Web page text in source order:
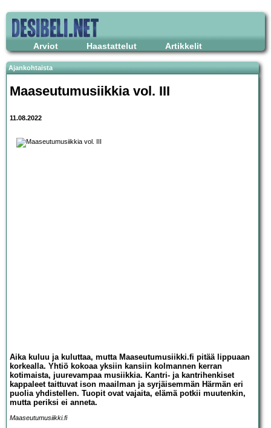
Arviot Haastattelut Artikkelit
Ajankohtaista
Maaseutumusiikkia vol. III
11.08.2022
Aika kuluu ja kuluttaa, mutta Maaseutumusiikki.fi pitää lippuaan
korkealla. Yhtiö kokoaa yksiin kansiin kolmannen kerran
kotimaista, juurevampaa musiikkia. Kantri- ja kantrihenkiset
kappaleet taittuvat ison maailman ja syrjäisemmän Härmän eri
puolia yhdistellen. Tuopit ovat vajaita, elämä potkii muutenkin,
mutta periksi ei anneta.
Maaseutumusiikki.fi